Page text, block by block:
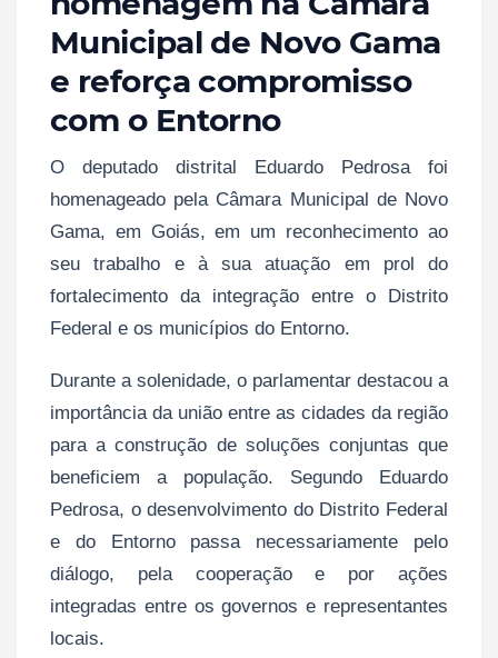
Municipal de Novo Gama
e reforça compromisso
com o Entorno
O deputado distrital Eduardo Pedrosa foi
homenageado pela Câmara Municipal de Novo
Gama, em Goiás, em um reconhecimento ao
seu trabalho e à sua atuação em prol do
fortalecimento da integração entre o Distrito
Federal e os municípios do Entorno.
Durante a solenidade, o parlamentar destacou a
importância da união entre as cidades da região
para a construção de soluções conjuntas que
beneficiem a população. Segundo Eduardo
Pedrosa, o desenvolvimento do Distrito Federal
e do Entorno passa necessariamente pelo
diálogo, pela cooperação e por ações
integradas entre os governos e representantes
locais.